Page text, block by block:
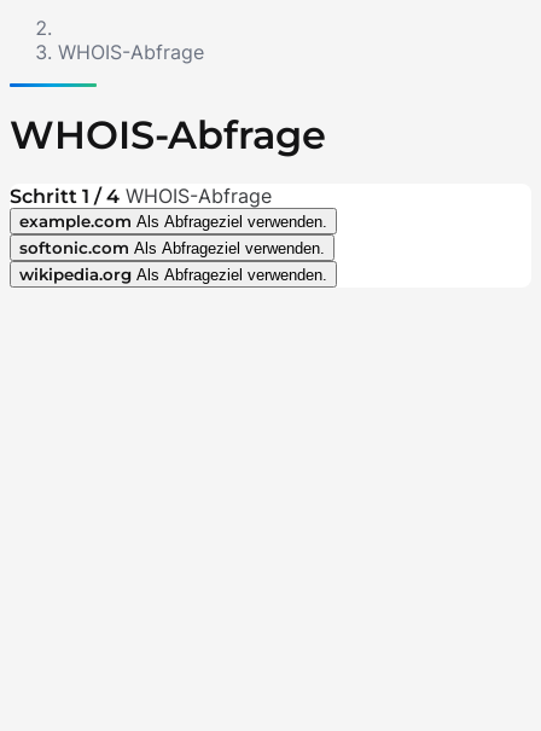
WHOIS-Abfrage
WHOIS-Abfrage
Schritt 1 / 4 WHOIS-Abfrage
example.com Als Abfrageziel verwenden.
softonic.com Als Abfrageziel verwenden.
wikipedia.org Als Abfrageziel verwenden.